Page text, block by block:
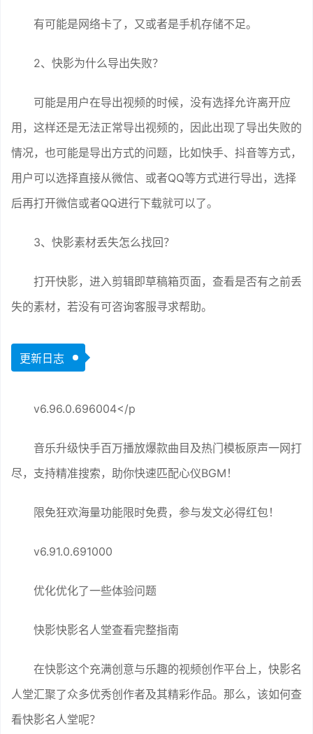
有可能是网络卡了，又或者是手机存储不足。
2、快影为什么导出失败？
可能是用户在导出视频的时候，没有选择允许离开应
用，这样还是无法正常导出视频的，因此出现了导出失败的
情况，也可能是导出方式的问题，比如快手、抖音等方式，
用户可以选择直接从微信、或者QQ等方式进行导出，选择
后再打开微信或者QQ进行下载就可以了。
3、快影素材丢失怎么找回？
打开快影，进入剪辑即草稿箱页面，查看是否有之前丢
失的素材，若没有可咨询客服寻求帮助。
更新日志
v6.96.0.696004</p
音乐升级快手百万播放爆款曲目及热门模板原声一网打
尽，支持精准搜索，助你快速匹配心仪BGM！
限免狂欢海量功能限时免费，参与发文必得红包！
v6.91.0.691000
优化优化了一些体验问题
快影快影名人堂查看完整指南
在快影这个充满创意与乐趣的视频创作平台上，快影名
人堂汇聚了众多优秀创作者及其精彩作品。那么，该如何查
看快影名人堂呢？